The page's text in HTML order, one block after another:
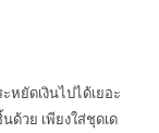
หยัดเงินไปได้เยอะ
ด้วย เพียงใส่ชุดเด